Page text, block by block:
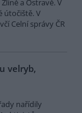
a Ostravě. V
útočiště. V
Celní správy ČR
velryb,
nařídily